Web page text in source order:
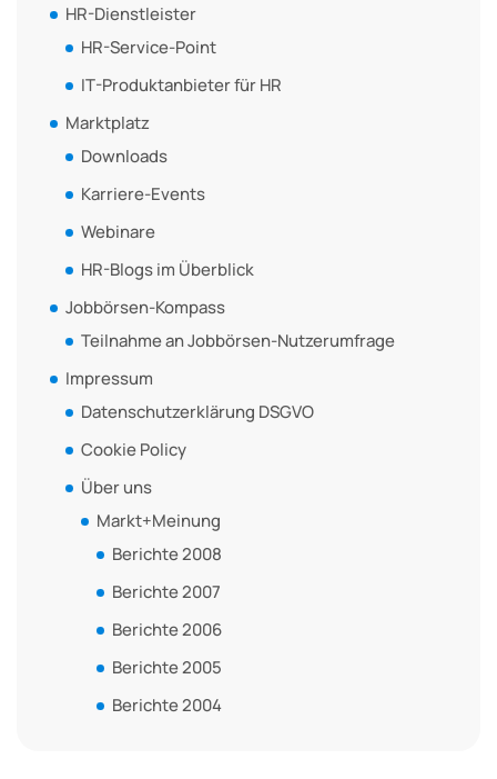
HR-Dienstleister
HR-Service-Point
IT-Produktanbieter für HR
Marktplatz
Downloads
Karriere-Events
Webinare
HR-Blogs im Überblick
Jobbörsen-Kompass
Teilnahme an Jobbörsen-Nutzerumfrage
Impressum
Datenschutzerklärung DSGVO
Cookie Policy
Über uns
Markt+Meinung
Berichte 2008
Berichte 2007
Berichte 2006
Berichte 2005
Berichte 2004